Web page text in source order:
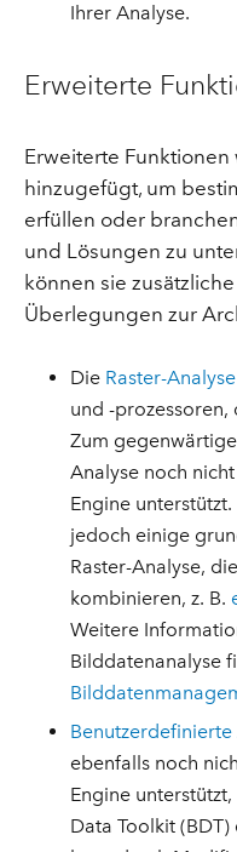
Ihrer Analyse.
Erweiterte
Erweiterte Funktionen
hinzugefügt, um
erfüllen oder
und Lösungen zu
können sie
Überlegungen zur
Die Raster-Analyse
und -prozessoren,
Zum
Analyse noch
Engine
jedoch einige
Raster-Analyse,
kombinieren, z. B.
Weitere
Bilddatenanalyse
ebenfalls noch
Engine
Data Toolkit